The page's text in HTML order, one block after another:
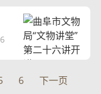
6
下一页